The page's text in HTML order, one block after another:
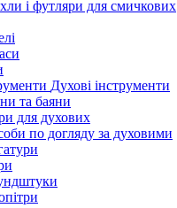
і футляри для смичкових
Духові інструменти
та баяни
для духових
по догляду за духовими